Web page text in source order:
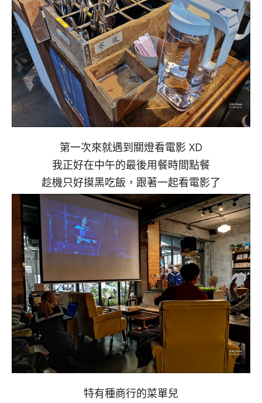
第一次來就遇到關燈看電影 XD
我正好在中午的最後用餐時間點餐
趁機只好摸黑吃飯，跟著一起看電影了
特有種商行的菜單兒